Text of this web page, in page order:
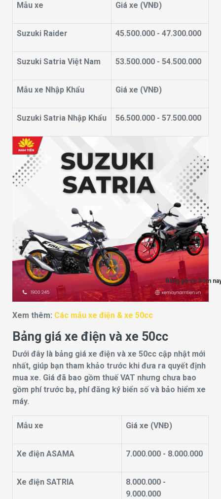
Mẫu xe Giá xe (VNĐ)
Suzuki Raider 45.500.000 - 47.300.000
Suzuki Satria Việt Nam 53.500.000 - 54.500.000
Mẫu xe Nhập Khẩu Giá xe (VNĐ)
Suzuki Satria Nhập Khẩu 56.500.000 - 57.500.000
Xem thêm: Các mẫu xe điện & xe 50cc
Bảng giá xe điện và xe 50cc
Dưới đây là bảng giá xe điện và xe 50cc cập nhật mới
nhất, giúp bạn tham khảo trước khi đưa ra quyết định
mua xe. Giá đã bao gồm thuế VAT nhưng chưa bao
gồm phí trước bạ, phí đăng ký biển số và bảo hiểm xe
máy.
Mẫu xe Giá xe (VNĐ)
Xe điện ASAMA 7.000.000 - 8.000.000
Xe điện SATRIA
8.000.000 -
9.000.000
Bảng giá xe hôm